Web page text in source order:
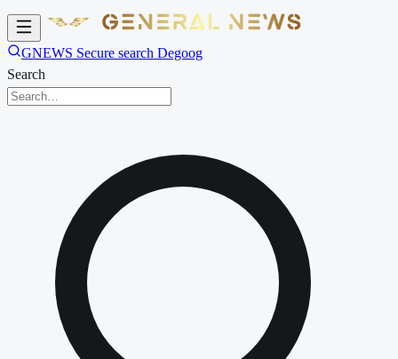
GNEWS Secure search Degoog
Search